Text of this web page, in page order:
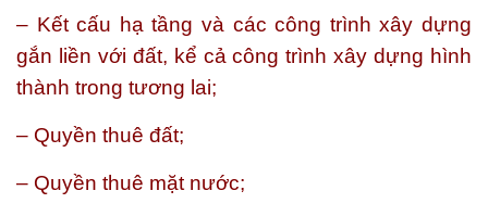
– Kết cấu hạ tầng và các công trình xây dựng
gắn liền với đất, kể cả công trình xây dựng hình
thành trong tương lai;
– Quyền thuê đất;
– Quyền thuê mặt nước;